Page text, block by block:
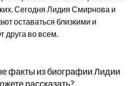
Сегодня Лидия Смирнова и
оставаться близкими и
друга во всем.
факты из биографии Лидии
рассказать?